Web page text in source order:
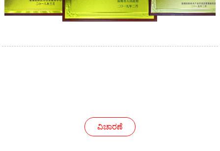
ವಿಚಾರಣೆ